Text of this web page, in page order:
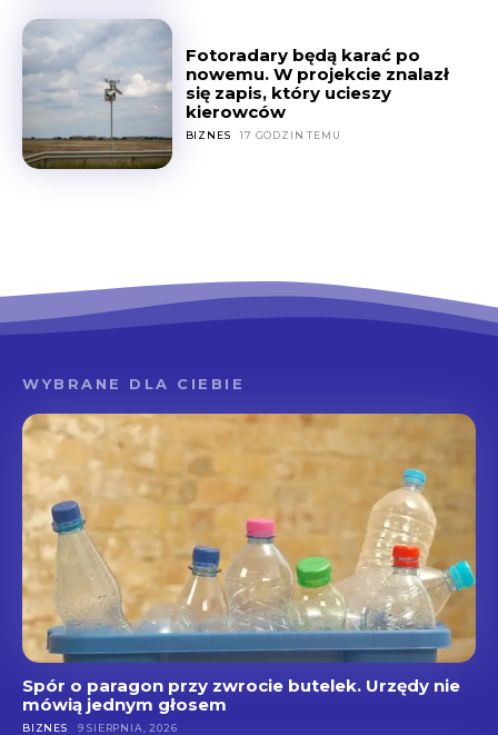
Fotoradary będą karać po
nowemu. W projekcie znalazł
się zapis, który ucieszy
kierowców
BIZNES 17 GODZIN TEMU
WYBRANE DLA CIEBIE
Spór o paragon przy zwrocie butelek. Urzędy nie
mówią jednym głosem
BIZNES 9 SIERPNIA, 2026